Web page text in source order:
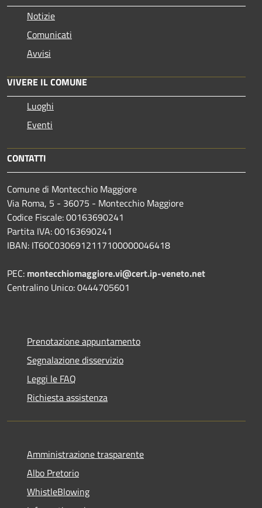
Notizie
Comunicati
Avvisi
VIVERE IL COMUNE
Luoghi
Eventi
CONTATTI
Comune di Montecchio Maggiore
Via Roma, 5 - 36075 - Montecchio Maggiore
Codice Fiscale: 00163690241
Partita IVA: 00163690241
IBAN: IT60C0306912117100000046418
PEC: montecchiomaggiore.vi@cert.ip-veneto.net
Centralino Unico: 0444705601
Prenotazione appuntamento
Segnalazione disservizio
Leggi le FAQ
Richiesta assistenza
Amministrazione trasparente
Albo Pretorio
WhistleBlowing